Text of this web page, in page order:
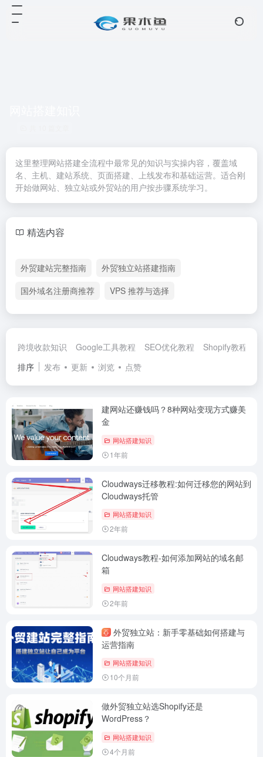
这里整理网站搭建全流程中最常见的知识与实操内容，覆盖域
名、主机、建站系统、页面搭建、上线发布和基础运营。适合刚
开始做网站、独立站或外贸站的用户按步骤系统学习。
精选内容
外贸建站完整指南
外贸独立站搭建指南
国外域名注册商推荐
VPS 推荐与选择
跨境收款知识 Google工具教程 SEO优化教程
Shopify教程合集
排序
发布 更新 浏览 点赞
建网站还赚钱吗？8种网站变现方式赚美
金
网站搭建知识
1年前
Cloudways迁移教程:如何迁移您的网站到
Cloudways托管
网站搭建知识
2年前
Cloudways教程-如何添加网站的域名邮
箱
网站搭建知识
2年前
外贸独立站：新手零基础如何搭建与
运营指南
网站搭建知识
10个月前
做外贸独立站选Shopify还是
WordPress？
网站搭建知识
4个月前